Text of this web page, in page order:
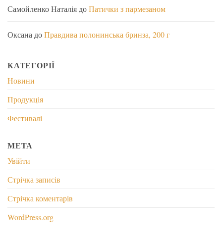
Самойленко Наталія доПатички з пармезаном
Оксана доПравдива полонинська бринза, 200 г
КАТЕГОРІЇ
Новини
Продукція
Фестивалі
МЕТА
Увійти
Стрічка записів
Стрічка коментарів
WordPress.org